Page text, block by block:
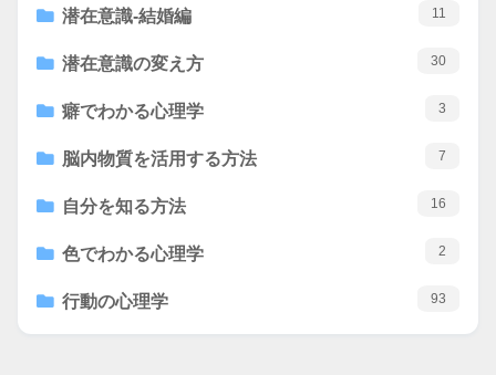
潜在意識-結婚編 11
潜在意識の変え方 30
癖でわかる心理学 3
脳内物質を活用する方法 7
自分を知る方法 16
色でわかる心理学 2
行動の心理学 93